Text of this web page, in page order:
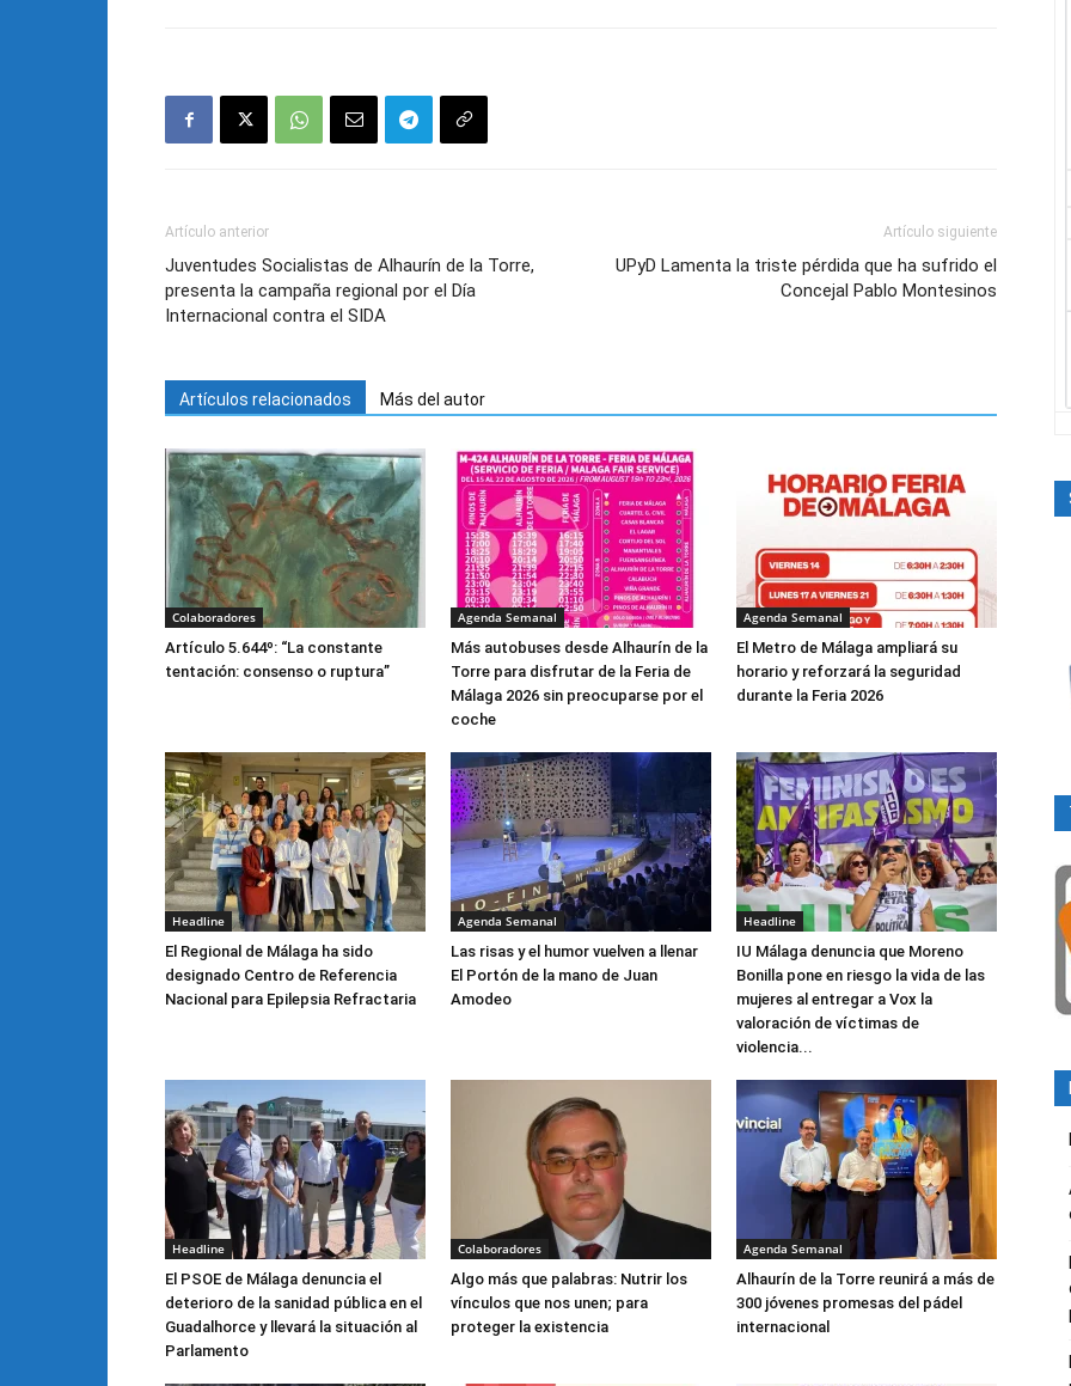
Artículo anterior
Juventudes Socialistas de Alhaurín de la Torre,
presenta la campaña regional por el Día
Internacional contra el SIDA
Artículo siguiente
UPyD Lamenta la triste pérdida que ha sufrido el
Concejal Pablo Montesinos
Artículos relacionados Más del autor
Colaboradores
Artículo 5.644º: “La constante
tentación: consenso o ruptura”
Agenda Semanal
Más autobuses desde Alhaurín de la
Torre para disfrutar de la Feria de
Málaga 2026 sin preocuparse por el
coche
Agenda Semanal
El Metro de Málaga ampliará su
horario y reforzará la seguridad
durante la Feria 2026
Headline
El Regional de Málaga ha sido
designado Centro de Referencia
Nacional para Epilepsia Refractaria
Agenda Semanal
Las risas y el humor vuelven a llenar
El Portón de la mano de Juan
Amodeo
Headline
IU Málaga denuncia que Moreno
Bonilla pone en riesgo la vida de las
mujeres al entregar a Vox la
valoración de víctimas de
violencia...
Headline
El PSOE de Málaga denuncia el
deterioro de la sanidad pública en el
Guadalhorce y llevará la situación al
Parlamento
Colaboradores
Algo más que palabras: Nutrir los
vínculos que nos unen; para
proteger la existencia
Agenda Semanal
Alhaurín de la Torre reunirá a más de
300 jóvenes promesas del pádel
internacional